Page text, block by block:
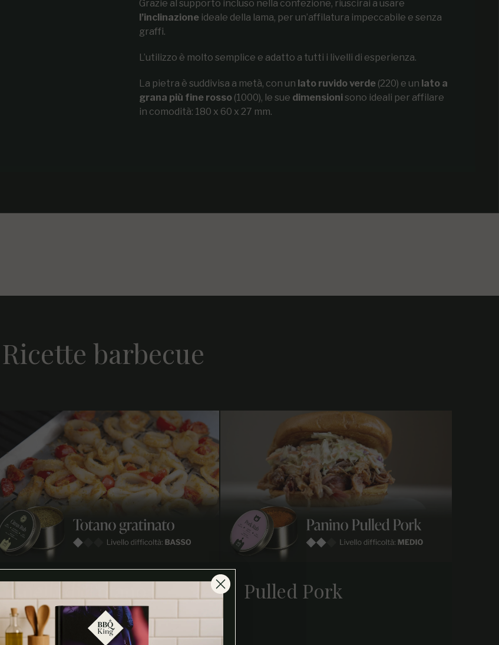
Grazie al supporto incluso nella confezione, riuscirai a usare
l’inclinazioneideale della lama, per un’affilatura impeccabile e senza
graffi.
L’utilizzo è molto semplice e adatto a tutti i livelli di esperienza.
La pietra è suddivisa a metà, con un lato ruvido verde(220) e un lato a
grana più fine rosso(1000), le sue dimensionisono ideali per affilare
in comodità: 180 x 60 x 27 mm.
Ricette barbecue
Gratinati al BBQ
Pulled Pork